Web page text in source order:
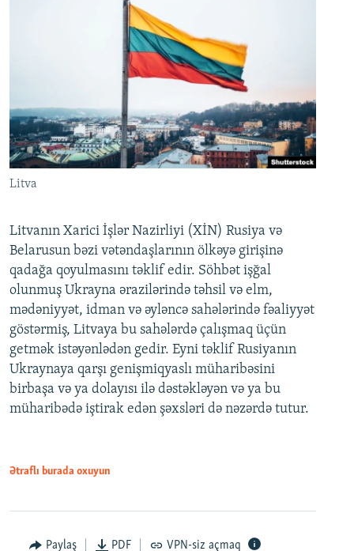
Litva
Litvanın Xarici İşlər Nazirliyi (XİN) Rusiya və
Belarusun bəzi vətəndaşlarının ölkəyə girişinə
qadağa qoyulmasını təklif edir. Söhbət işğal
olunmuş Ukrayna ərazilərində təhsil və elm,
mədəniyyət, idman və əyləncə sahələrində fəaliyyət
göstərmiş, Litvaya bu sahələrdə çalışmaq üçün
getmək istəyənlədən gedir. Eyni təklif Rusiyanın
Ukraynaya qarşı genişmiqyaslı müharibəsini
birbaşa və ya dolayısı ilə dəstəkləyən və ya bu
müharibədə iştirak edən şəxsləri də nəzərdə tutur.
Ətraflı burada oxuyun
Paylaş PDF VPN-siz açmaq